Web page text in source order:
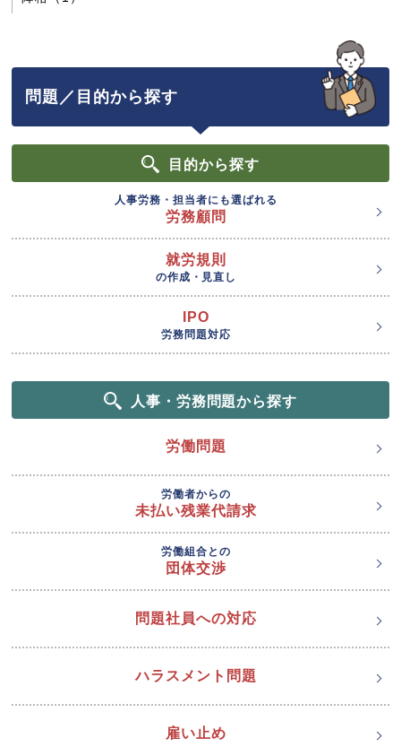
問題／目的から探す
目的から探す
人事労務・担当者にも選ばれる
労務顧問
就労規則
の作成・見直し
IPO
労務問題対応
人事・労務問題から探す
労働問題
労働者からの
未払い残業代請求
労働組合との
団体交渉
問題社員への対応
ハラスメント問題
雇い止め